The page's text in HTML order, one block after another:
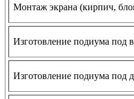
Монтаж экрана (кирпич,
Изготовление подиума под
Изготовление подиума под